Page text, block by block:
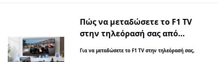
Πώς να μεταδώσετε το F1 TV
στην τηλεόρασή σας από
Για να μεταδώσετε το F1 TV στην τηλεόρασή σας,